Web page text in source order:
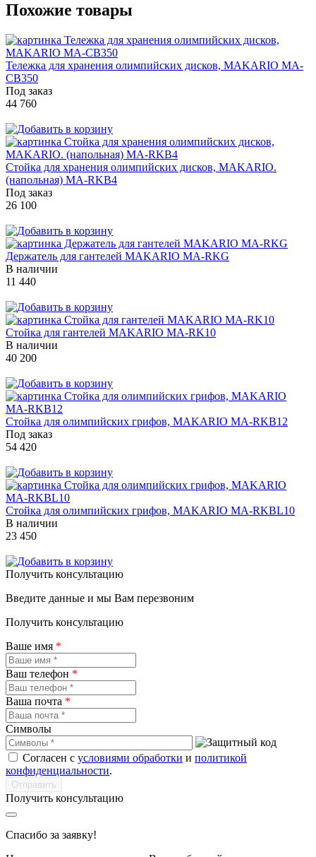
Похожие товары
Тележка для хранения олимпийских дисков, MAKARIO MA-
СB350
Под заказ
44 760
Стойка для хранения олимпийских дисков, MAKARIO.
(напольная) MA-RKB4
Под заказ
26 100
Держатель для гантелей MAKARIO MA-RKG
В наличии
11 440
Стойка для гантелей MAKARIO MA-RK10
В наличии
40 200
Стойка для олимпийских грифов, MAKARIO MA-RKB12
Под заказ
54 420
Стойка для олимпийских грифов, MAKARIO MA-RKBL10
В наличии
23 450
Получить консультацию
Введите данные и мы Вам перезвоним
Получить консультацию
Ваше имя *
Ваш телефон *
Ваша почта *
Символы
Согласен с условиями обработки и политикой
конфиденциальности.
Получить консультацию
Спасибо за заявку!